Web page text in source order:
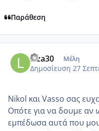
Παράθεση
Liza30 Μέλη
Δημοσίευση 27
Nikol και Vasso σας
Οπότε για να δουμε αν
εμπέδωσα αυτά που